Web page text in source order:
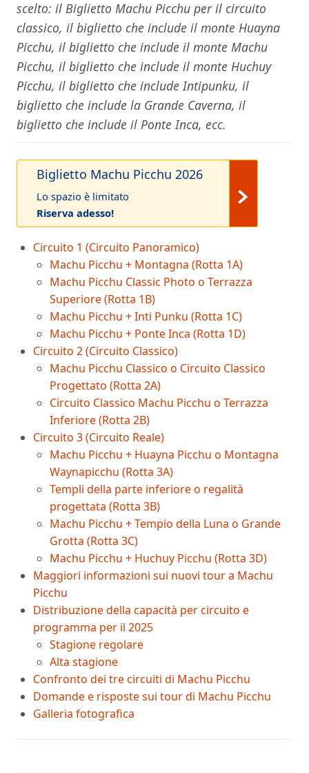
scelto: il Biglietto Machu Picchu per il circuito
classico, il biglietto che include il monte Huayna
Picchu, il biglietto che include il monte Machu
Picchu, il biglietto che include il monte Huchuy
Picchu, il biglietto che include Intipunku, il
biglietto che include la Grande Caverna, il
biglietto che include il Ponte Inca, ecc.
Biglietto Machu Picchu 2026
Lo spazio è limitato
Riserva adesso!
Circuito 1 (Circuito Panoramico)
Machu Picchu + Montagna (Rotta 1A)
Machu Picchu Classic Photo o Terrazza
Superiore (Rotta 1B)
Machu Picchu + Inti Punku (Rotta 1C)
Machu Picchu + Ponte Inca (Rotta 1D)
Circuito 2 (Circuito Classico)
Machu Picchu Classico o Circuito Classico
Progettato (Rotta 2A)
Circuito Classico Machu Picchu o Terrazza
Inferiore (Rotta 2B)
Circuito 3 (Circuito Reale)
Machu Picchu + Huayna Picchu o Montagna
Waynapicchu (Rotta 3A)
Templi della parte inferiore o regalità
progettata (Rotta 3B)
Machu Picchu + Tempio della Luna o Grande
Grotta (Rotta 3C)
Machu Picchu + Huchuy Picchu (Rotta 3D)
Maggiori informazioni sui nuovi tour a Machu
Picchu
Distribuzione della capacità per circuito e
programma per il 2025
Stagione regolare
Alta stagione
Confronto dei tre circuiti di Machu Picchu
Domande e risposte sui tour di Machu Picchu
Galleria fotografica